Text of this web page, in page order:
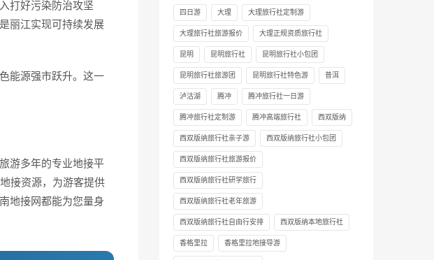
打好污染防治攻坚
丽江实现可持续发展
能源强市跃升。这一
游多年的专业地接平
接资源，为游客提供
地接网都能为您量身
四日游 大理 大理旅行社定制游
大理旅行社旅游报价 大理正规资质旅行社
昆明 昆明旅行社 昆明旅行社小包团
昆明旅行社旅游团 昆明旅行社特色游 普洱
泸沽湖 腾冲 腾冲旅行社一日游
腾冲旅行社定制游 腾冲高端旅行社 西双版纳
西双版纳旅行社亲子游 西双版纳旅行社小包团
西双版纳旅行社旅游报价
西双版纳旅行社研学旅行
西双版纳旅行社老年旅游
西双版纳旅行社自由行安排 西双版纳本地旅行社
香格里拉 香格里拉地接导游